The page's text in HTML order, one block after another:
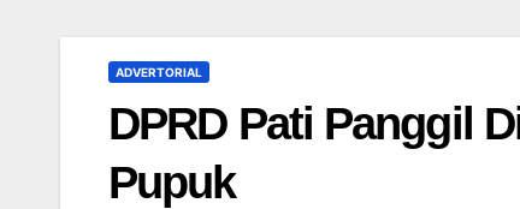
ADVERTORIAL
DPRD Pati Panggil
Pupuk